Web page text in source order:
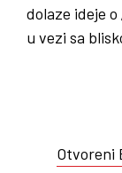
dolaze ideje o
u vezi sa
Otvoreni